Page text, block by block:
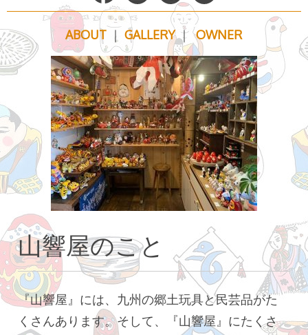
山
響
ABOUT ｜GALLERY｜OWNER
山響屋のこと
『山響屋』には、九州の郷土玩具と民芸品がた
くさんあります。そして、『山響屋』にたくさ